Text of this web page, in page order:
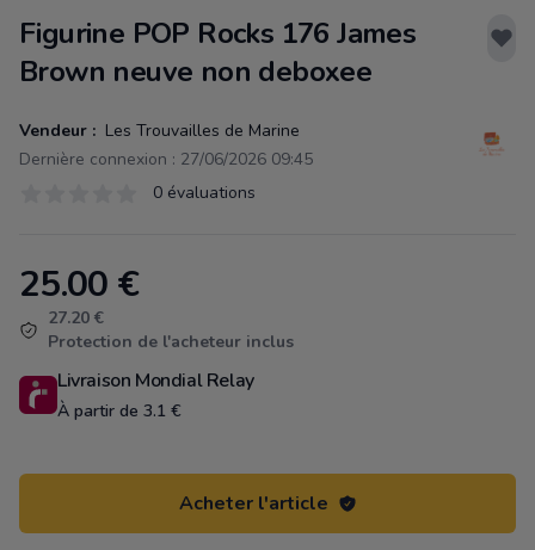
Figurine POP Rocks 176 James
Brown neuve non deboxee
Vendeur : Les Trouvailles de Marine
Dernière connexion : 27/06/2026 09:45
0 évaluations
Product information
25.00 €
27.20 €
Protection de l'acheteur inclus
Livraison Mondial Relay
À partir de 3.1 €
Acheter l'article